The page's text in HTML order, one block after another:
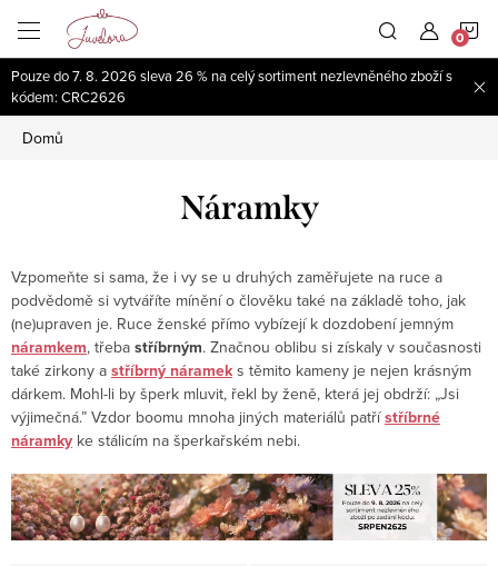
obsah
Pouze do 7. 8. 2026 sleva 26 % na celý sortiment nezlevněného zboží s
kódem: CRC2626
Domů
Náramky
Vzpomeňte si sama, že i vy se u druhých zaměřujete na ruce a
podvědomě si vytváříte mínění o člověku také na základě toho, jak
(ne)upraven je. Ruce ženské přímo vybízejí k dozdobení jemným
náramkem, třeba stříbrným. Značnou oblibu si získaly v současnosti
také zirkony a stříbrný nárameks těmito kameny je nejen krásným
dárkem. Mohl-li by šperk mluvit, řekl by ženě, která jej obdrží: „Jsi
výjimečná.” Vzdor boomu mnoha jiných materiálů patřístříbrné
náramky ke stálicím na šperkařském nebi.